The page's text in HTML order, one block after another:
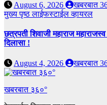
August 6, 2026
खबरबात
मुख्य पृष्ठलाईफस्टाईलव्हायरल
छत्रपती शिवाजी महाराज
दिलासा !
August 4, 2026 खबरबात
खबरबात ३६०°